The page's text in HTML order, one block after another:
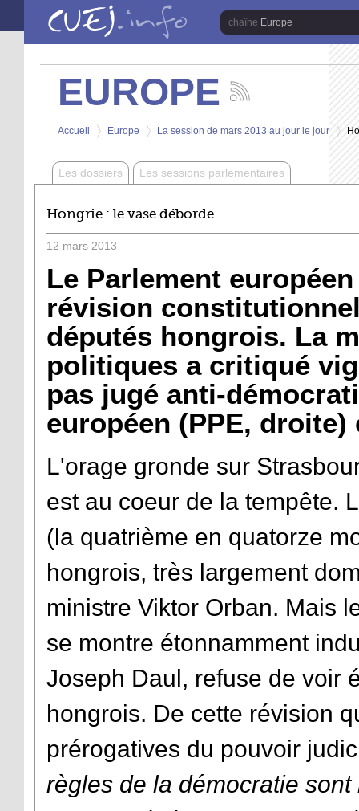
Aller au contenu principal
Europe
EUROPE
les
actualités
de
chaîne
Europe
Vous êtes ici
Accueil
>
Europe
>
La session de mars 2013 au jour le jour
>
Les dossiers Les sessions parlementaires
Hongrie : le vase déborde
12 mars 2013
Le Parlement
révision
députés hongrois. La
politiques a critiqué
pas jugé anti-
européen (PPE,
L'orage gronde sur
est au coeur de la tempête.
(la quatrième en quatorze
hongrois, très largement
ministre Viktor Orban. Mais
se montre étonnamment
Joseph Daul, refuse de voir
hongrois. De cette révision
prérogatives du pouvoir
règles de la démocratie